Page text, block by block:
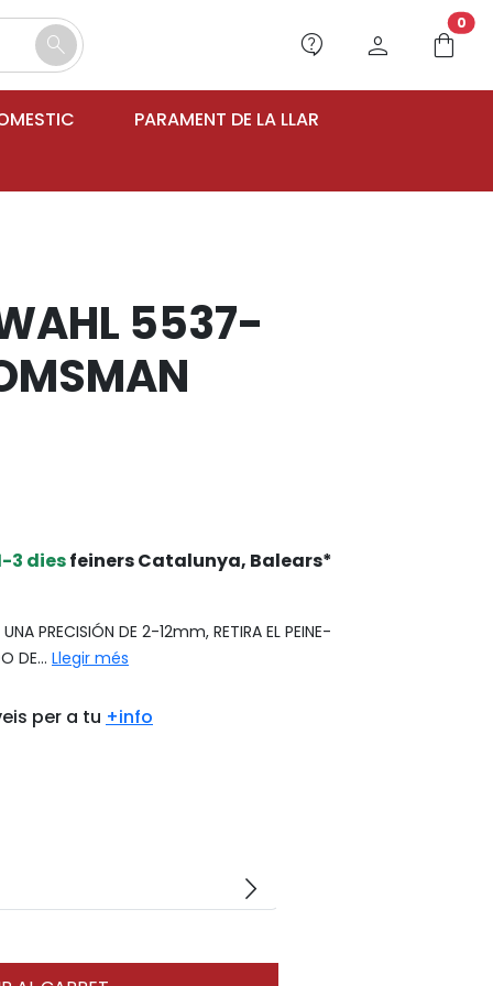
search contact_support person shopping_bag
0
PARAMENT DE LA LLAR
5537-
3 diesfeiners Catalunya, Balears*
PRECISIÓN DE 2-12mm, RETIRA EL PEINE-
DE... Llegir més
per a tu +info
arrow_forward_ios